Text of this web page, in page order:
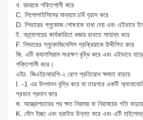
খ. হৃদয়কে শক্তিশালী করে
C. লিপোলাইসিসের মাধ্যমে চর্বি হ্রাস করে
D. লিভারের গ্লুকোজ শোষণকে বাধা দেয় এবং এইভাবে
ই. অগ্ন্যাশয়ের কার্যকারিতা বজায় রাখতে সাহায্য করে
F. লিভারের গ্লুকোজিনেসিস প্রক্রিয়াকে উদ্দীপিত করে
জি. এটি ক্যালসিয়াম সংরক্ষণ বৃদ্ধি করে এবং এইভাবে
শক্তিশালী করে।
এইচ. জিএইচআরপি-২ রোগ প্রতিরোধ ক্ষমতা বাড়ায়
I. -1 এর উৎপাদন বৃদ্ধি করে যা তারপরে একটি
প্রভাব প্রদান করে
জ. অস্ত্রোপচারের পর ক্ষত নিরাময় বা নিরাময়ের গতি বাড়ায়
K. যৌন ইচ্ছা এবং ড্রাইভ উন্নত করে এবং এটি